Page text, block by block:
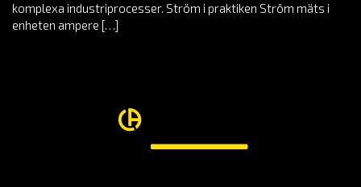
komplexa industriprocesser. Ström i praktiken Ström mäts i
enheten ampere […]